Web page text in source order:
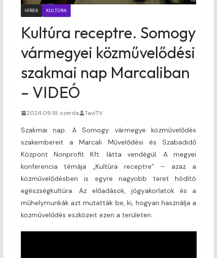
HÍREK KULTÚRA
Kultúra receptre. Somogy
vármegyei közművelődési
szakmai nap Marcaliban
– VIDEÓ
2024.09.18. szerda TaviTV
Szakmai nap. A Somogy vármegye közművelődés
szakembereit a Marcali Művelődési és Szabadidő
Központ Nonprofit Kft. látta vendégül. A megyei
konferencia témája „Kultúra receptre” – azaz a
közművelődésben is egyre nagyobb teret hódító
egészségkultúra. Az előadások, jógyakorlatok és a
műhelymunkák azt mutatták be, ki, hogyan használja a
közművelődés eszközeit ezen a területen.